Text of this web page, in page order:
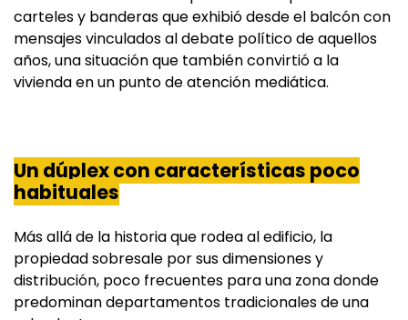
carteles y banderas que exhibió desde el balcón con
mensajes vinculados al debate político de aquellos
años, una situación que también convirtió a la
vivienda en un punto de atención mediática.
Un dúplex con características poco
habituales
Más allá de la historia que rodea al edificio, la
propiedad sobresale por sus dimensiones y
distribución, poco frecuentes para una zona donde
predominan departamentos tradicionales de una